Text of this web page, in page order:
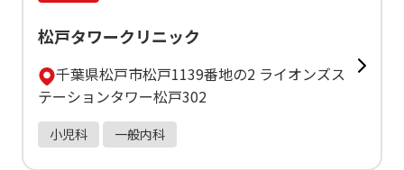
松戸タワークリニック
千葉県松戸市松戸1139番地の2 ライオンズス
テーションタワー松戸302
小児科 一般内科